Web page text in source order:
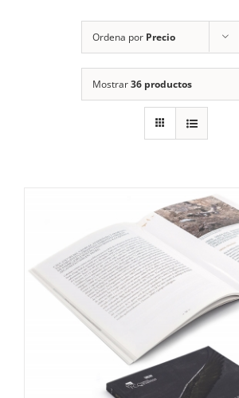
CARRITO
Ordena por Precio
Mostrar36 productos